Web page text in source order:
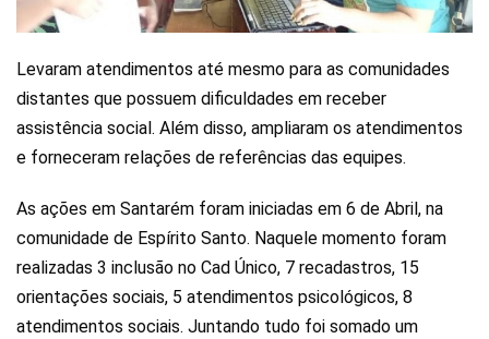
Levaram atendimentos até mesmo para as comunidades
distantes que possuem dificuldades em receber
assistência social. Além disso, ampliaram os atendimentos
e forneceram relações de referências das equipes.
As ações em Santarém foram iniciadas em 6 de Abril, na
comunidade de Espírito Santo. Naquele momento foram
realizadas 3 inclusão no Cad Único, 7 recadastros, 15
orientações sociais, 5 atendimentos psicológicos, 8
atendimentos sociais. Juntando tudo foi somado um